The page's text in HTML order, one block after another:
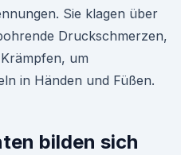
Sie klagen über
Druckschmerzen,
um
in Händen und Füßen.
bilden sich